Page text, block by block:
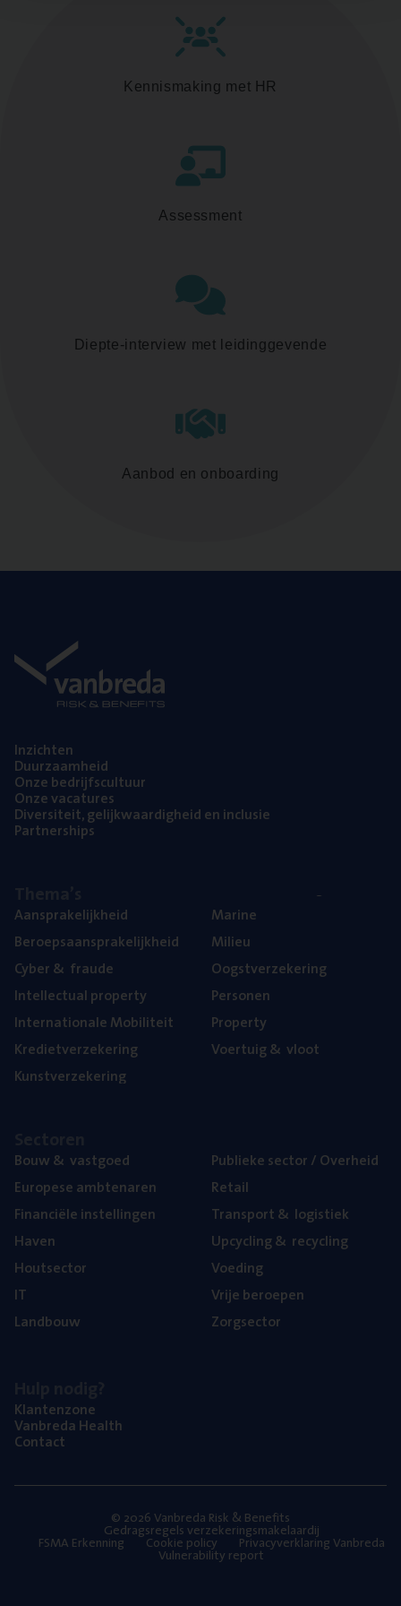
Kennismaking met HR
Assessment
Diepte-interview met leidinggevende
Aanbod en onboarding
Inzich­ten
Duur­zaam­heid
Onze bedrijfs­cul­tuur
Onze vaca­tu­res
Diver­si­teit, gelijk­waar­dig­heid en inclusie
Part­ner­ships
Aan­spra­ke­lijk­heid
Beroeps­aan­spra­ke­lijk­heid
Cyber& fraude
Intel­lec­tu­al property
Inter­na­ti­o­na­le Mobiliteit
Kre­diet­ver­ze­ke­ring
Kunst­ver­ze­ke­ring
Mari­ne
Mili­eu
Oogst­ver­ze­ke­ring
Per­so­nen
Pro­per­ty
Voer­tuig& vloot
Bouw& vastgoed
Euro­pe­se ambtenaren
Finan­ci­ë­le instellingen
Haven
Hout­sec­tor
IT
Land­bouw
Publie­ke sec­tor / Overheid
Retail
Trans­port& logistiek
Upcy­cling& recycling
Voe­ding
Vrije beroe­pen
Zorg­sec­tor
Klan­ten­zo­ne
Van­b­re­da Health
Con­tact
© 2026 Vanbreda Risk & Benefits
Gedragsregels verzekeringsmakelaardij
FSMA Erkenning Cookie policy Privacyverklaring Vanbreda
Vulnerability report